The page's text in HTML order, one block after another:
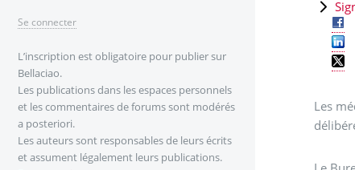
Les
Se connecter
L’inscription est obligatoire pour publier sur
Bellaciao.
Les publications dans les espaces personnels
et les commentaires de forums sont modérés
a posteriori.
Les auteurs sont responsables de leurs écrits
et assument légalement leurs publications.